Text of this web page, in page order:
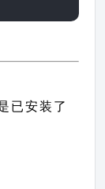
已安装了